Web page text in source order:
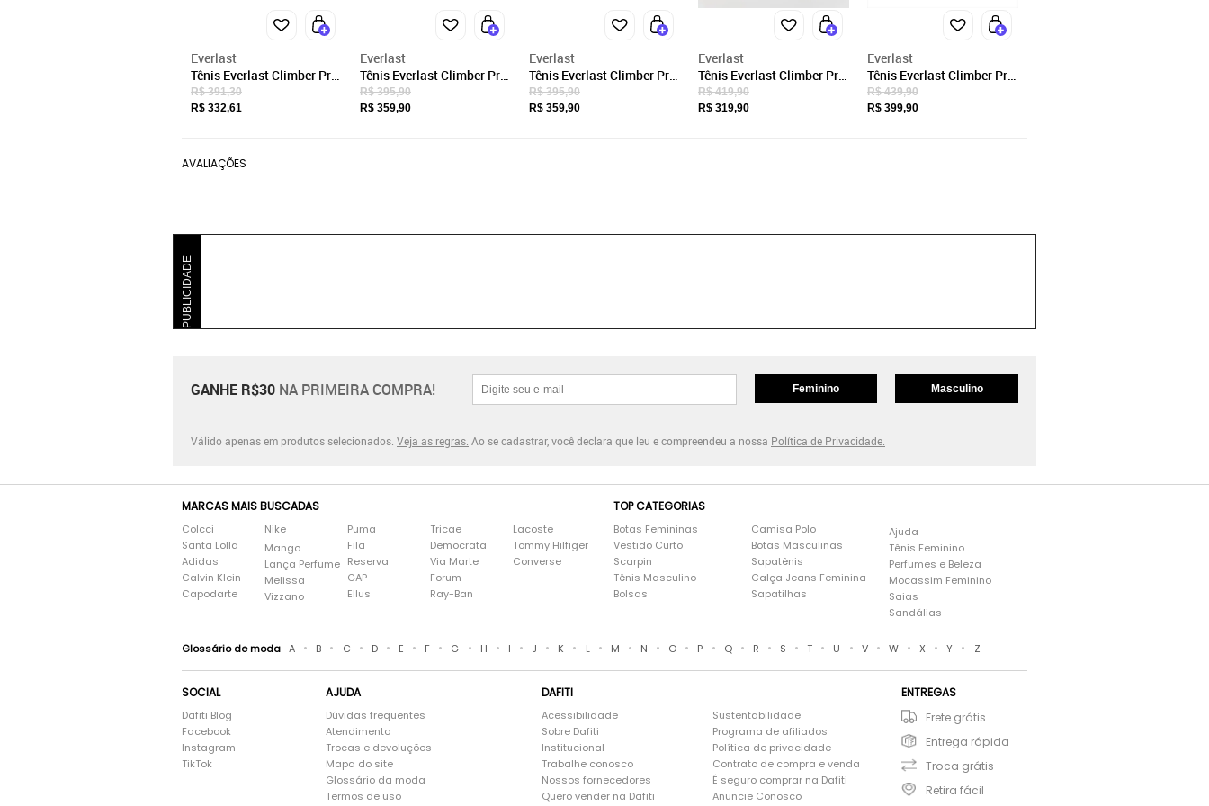
Everlast
Tênis Everlast Climber Pro
- Preto/cinza
R$ 391,30
R$ 332,61
Everlast
Tênis Everlast Climber Pro
3 Feminino
R$ 395,90
R$ 359,90
Everlast
Tênis Everlast Climber Pro
3 Feminino
R$ 395,90
R$ 359,90
Everlast
Tênis Everlast Climber Pro
3 Feminino Bordô
R$ 419,90
R$ 319,90
Everlast
Tênis Everlast Climber Pro
3 Feminino -
Grafite/Amarelo
R$ 439,90
R$ 399,90
AVALIAÇÕES
PUBLICIDADE
GANHE R$30 NA PRIMEIRA COMPRA! Feminino Masculino
Válido apenas em produtos selecionados. Veja as regras. Ao se cadastrar, você declara que leu e compreendeu a nossa Política de Privacidade.
MARCAS MAIS BUSCADAS
Colcci
Santa Lolla
Adidas
Calvin Klein
Capodarte
Nike
Mango
Lança Perfume
Melissa
Vizzano
Puma
Fila
Reserva
GAP
Ellus
Tricae
Democrata
Via Marte
Forum
Ray-Ban
Lacoste
Tommy Hilfiger
Converse
TOP CATEGORIAS
Botas Femininas
Vestido Curto
Scarpin
Tênis Masculino
Bolsas
Camisa Polo
Botas Masculinas
Sapatênis
Calça Jeans Feminina
Sapatilhas
Ajuda
Tênis Feminino
Perfumes e Beleza
Mocassim Feminino
Saias
Sandálias
Glossário de moda A • B • C • D • E • F • G • H • I • J • K • L • M • N • O • P • Q • R • S • T • U • V • W • X • Y • Z
SOCIAL
Dafiti Blog
Facebook
Instagram
TikTok
AJUDA
Dúvidas frequentes
Atendimento
Trocas e devoluções
Mapa do site
Glossário da moda
Termos de uso
DAFITI
Acessibilidade
Sobre Dafiti
Institucional
Trabalhe conosco
Nossos fornecedores
Quero vender na Dafiti
Sustentabilidade
Programa de afiliados
Política de privacidade
Contrato de compra e venda
É seguro comprar na Dafiti
Anuncie Conosco
ENTREGAS
Frete grátis
Entrega rápida
Troca grátis
Retira fácil